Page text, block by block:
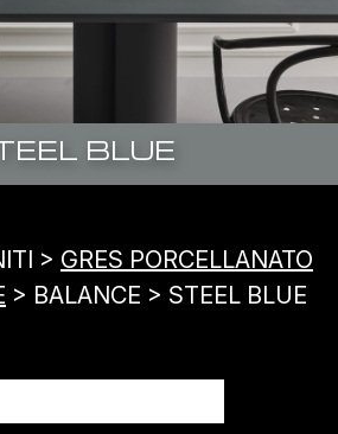
BLUE
> GRES PORCELLANATO
> BALANCE > STEEL BLUE
BLUE